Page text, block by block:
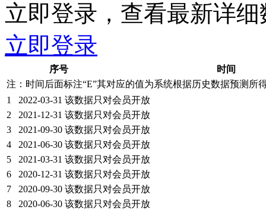
立即登录，查看最新详细
立即登录
序号
时间
注：时间后面标注“E”其对应的值为系统根据历史数据预测所
1
2022-03-31 该数据只对会员开放
2
2021-12-31 该数据只对会员开放
3
2021-09-30 该数据只对会员开放
4
2021-06-30 该数据只对会员开放
5
2021-03-31 该数据只对会员开放
6
2020-12-31 该数据只对会员开放
7
2020-09-30 该数据只对会员开放
8
2020-06-30 该数据只对会员开放